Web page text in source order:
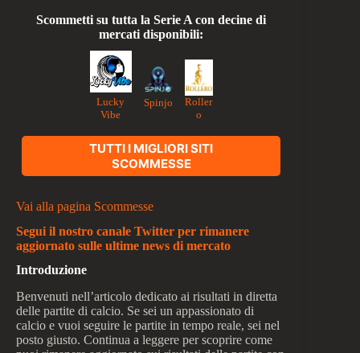
Scommetti su tutta la Serie A con decine di
mercati disponibili:
Lucky
Vibe
Spinjo
Roller
o
TUTTI I MIGLIORI SITI
SCOMMESSE
Vai alla pagina Scommesse
Segui il nostro canale Twitter per rimanere
aggiornato sulle ultime news di mercato
Introduzione
Benvenuti nell’articolo dedicato ai risultati in diretta
delle partite di calcio. Se sei un appassionato di
calcio e vuoi seguire le partite in tempo reale, sei nel
posto giusto. Continua a leggere per scoprire come